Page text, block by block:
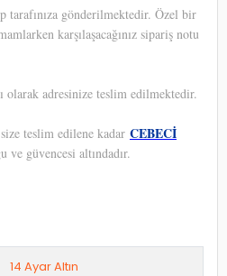
tarafınıza gönderilmektedir. Özel bir
karşılaşacağınız sipariş notu
olarak adresinize teslim edilmektedir.
teslim edilene kadar CEBECİ
ve güvencesi altındadır.
14 Ayar Altın